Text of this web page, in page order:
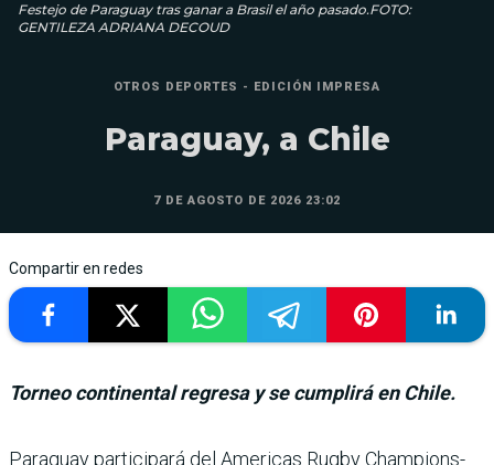
Festejo de Paraguay tras ganar a Brasil el año pasado.FOTO:
GENTILEZA ADRIANA DECOUD
OTROS DEPORTES - EDICIÓN IMPRESA
Paraguay, a Chile
7 DE AGOSTO DE 2026 23:02
Compartir en redes
Torneo continental regresa y se cumplirá en Chile.
Paraguay participará del Americas Rugby Champions­